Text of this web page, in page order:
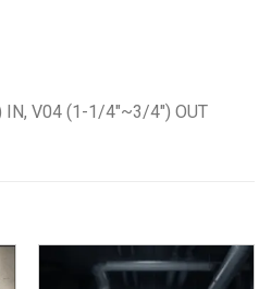
V04 (1-1/4″~3/4″) OUT